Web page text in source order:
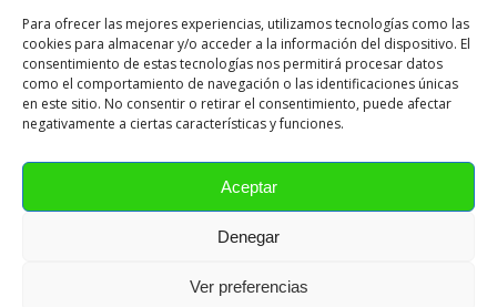
Para ofrecer las mejores experiencias, utilizamos tecnologías como las
cookies para almacenar y/o acceder a la información del dispositivo. El
consentimiento de estas tecnologías nos permitirá procesar datos
como el comportamiento de navegación o las identificaciones únicas
en este sitio. No consentir o retirar el consentimiento, puede afectar
negativamente a ciertas características y funciones.
Aceptar
Denegar
Ver preferencias
Miercoles:
15:30H a 19:30H
Sábado y DomingoCerrado
HORARIOS DE VERANO
Cerrado